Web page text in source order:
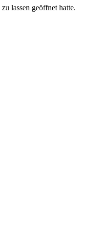
lassen geöffnet hatte.